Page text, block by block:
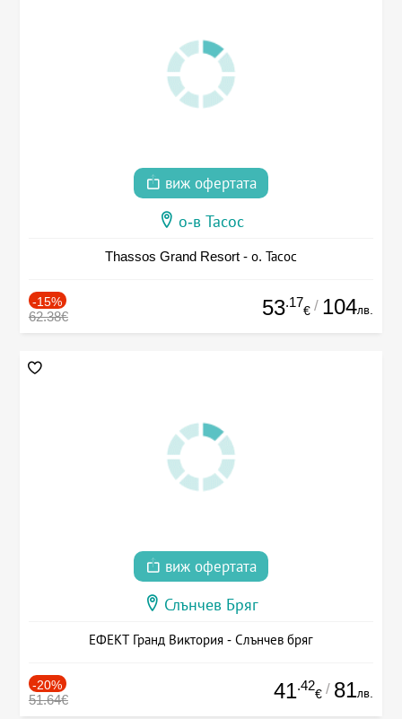
виж офертата
о-в Тасос
Thassos Grand Resort - о. Тасос
-15%
62.38€ 53.17
€ / 104лв.
виж офертата
Слънчев Бряг
ЕФЕКТ Гранд Виктория - Слънчев бряг
-20%
51.64€ 41.42
€ / 81лв.